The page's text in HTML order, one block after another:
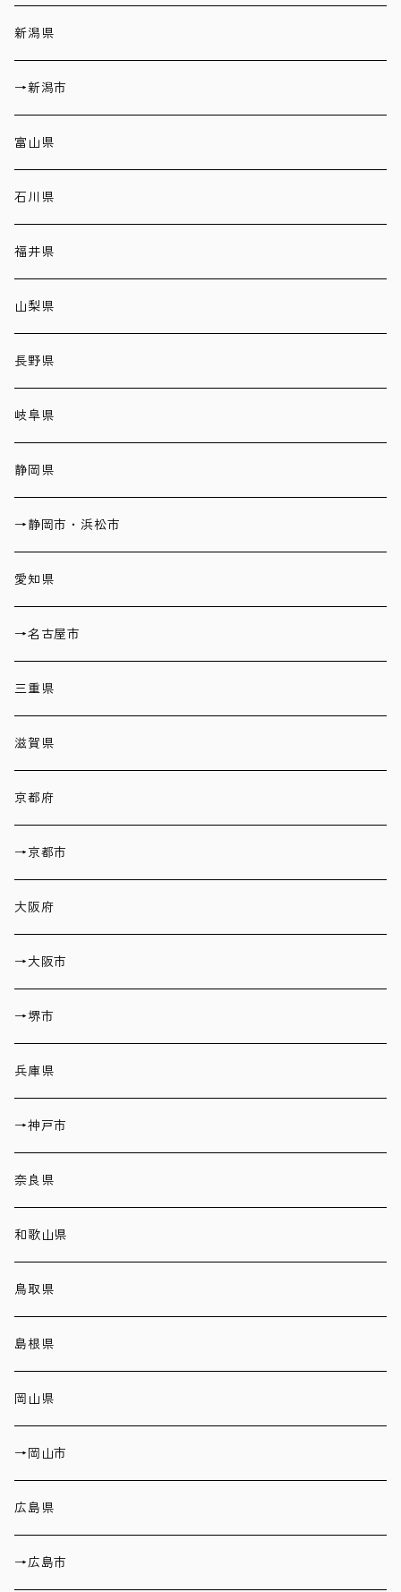
新潟県
→新潟市
富山県
石川県
福井県
山梨県
長野県
岐阜県
静岡県
→静岡市・浜松市
愛知県
→名古屋市
三重県
滋賀県
京都府
→京都市
大阪府
→大阪市
→堺市
兵庫県
→神戸市
奈良県
和歌山県
鳥取県
島根県
岡山県
→岡山市
広島県
→広島市